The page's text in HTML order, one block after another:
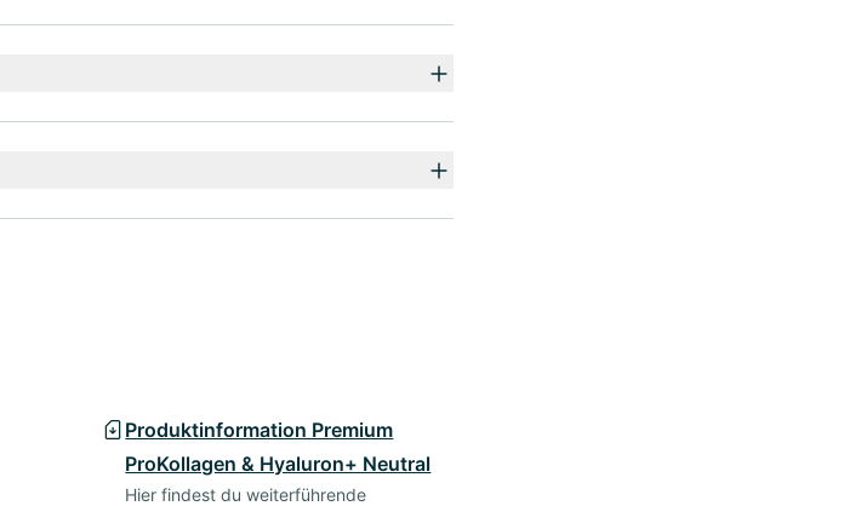
Produktinformation Premium
ProKollagen & Hyaluron+ Neutral
Hier findest du weiterführende